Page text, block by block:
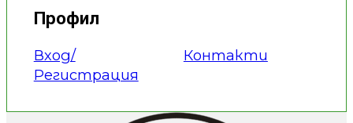
Профил
Вход/
Регистрация
Контакти